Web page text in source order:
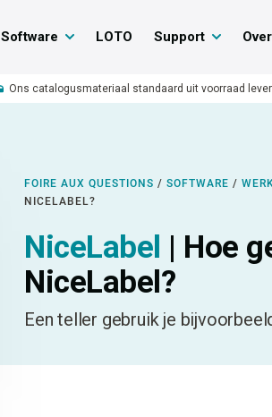
Software LOTO Support
Ons catalogusmateriaal standaard uit voorraad
FOIRE AUX QUESTIONS / SOFTWARE /
NICELABEL?
NiceLabel | Hoe
NiceLabel?
Een teller gebruik je